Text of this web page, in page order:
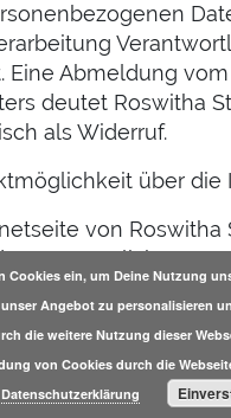
Eine Abmeldung
deutet Roswitha
als Widerruf.
über die
von Roswitha
von gesetzlichen
die eine schnelle
zu unserem
unmittelbare
was
Adresse der
Cookies ein, um Deine Nutzung
Angebot zu personalisieren
die weitere Nutzung dieser
von Cookies durch die
Datenschutzerklärung